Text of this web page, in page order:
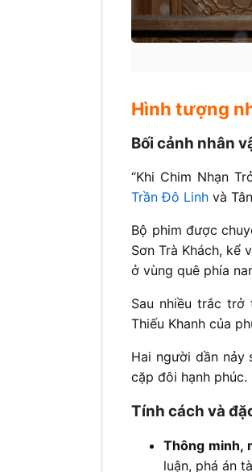
Hình tượng
Bối cảnh nhân
“Khi Chim Nhạn
Trần Đô Linh và
Bộ phim được
Sơn Trà Khách, kể
ở vùng quê phía
Sau nhiều trắc
Thiếu Khanh của
Hai người dần nảy
cặp đôi hạnh phúc.
Tính cách và
Thông minh,
luận, phá án